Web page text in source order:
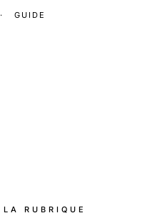
· GUIDE
RUBRIQUE